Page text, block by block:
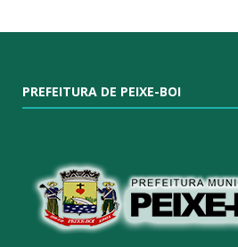
PREFEITURA DE PEIXE-BOI